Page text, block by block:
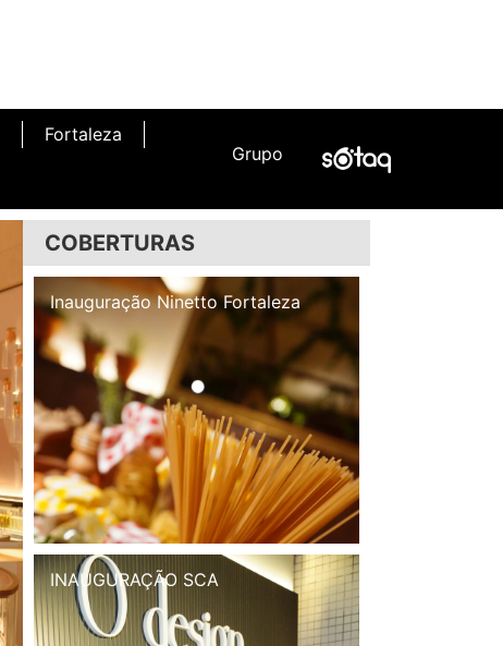
Fortaleza
Grupo
COBERTURAS
Inauguração Illa Café
INAUGURAÇÃO SCA